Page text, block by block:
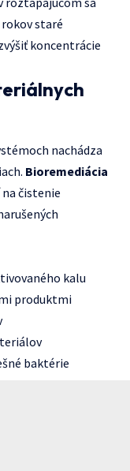
staré
koncentrácie
nachádza
Bioremediácia
čistenie
kalu
produktmi
baktérie